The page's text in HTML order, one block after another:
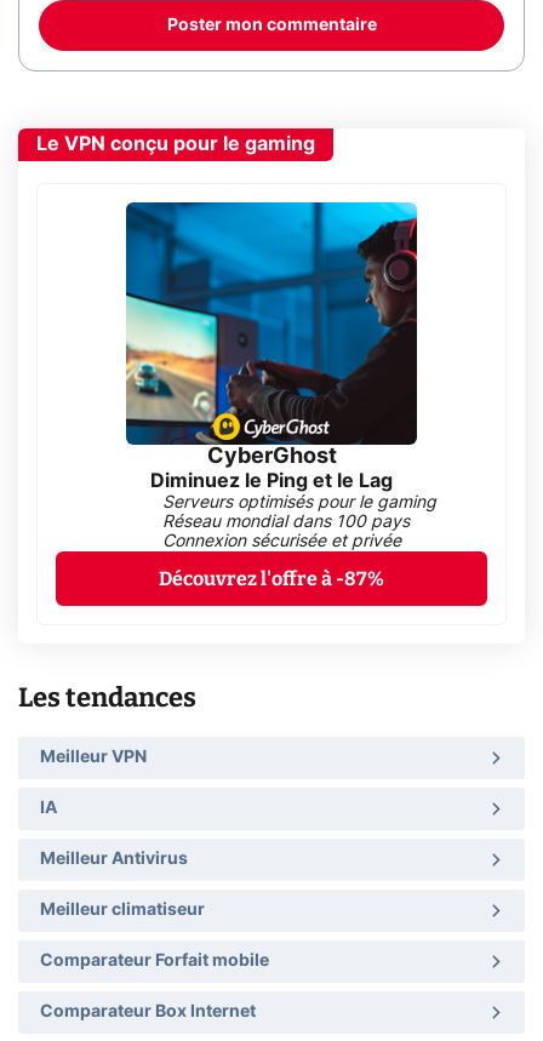
Poster mon commentaire
Le VPN conçu pour le gaming
CyberGhost
Diminuez le Ping et le Lag
Serveurs optimisés pour le gaming
Réseau mondial dans 100 pays
Connexion sécurisée et privée
Découvrez l'offre à -87%
Les tendances
Meilleur VPN
IA
Meilleur Antivirus
Meilleur climatiseur
Comparateur Forfait mobile
Comparateur Box Internet